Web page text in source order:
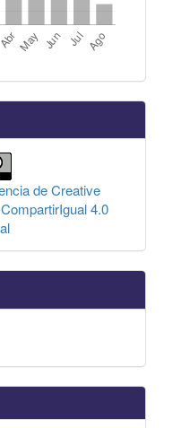
de Creative
4.0